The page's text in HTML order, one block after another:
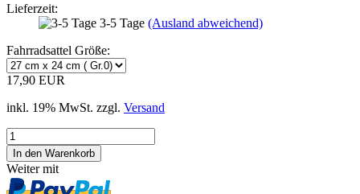
Lieferzeit:
3-5 Tage (Ausland abweichend)
Fahrradsattel Größe:
17,90 EUR
inkl. 19% MwSt. zzgl. Versand
Weiter mit